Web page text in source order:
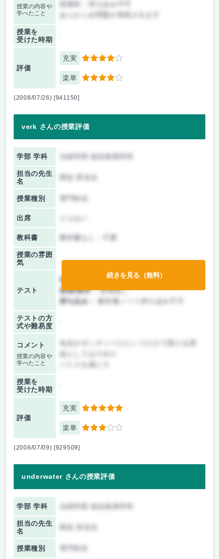
授業の内容や
学べたこと
あらかじめ問題が発表されます
授業を
受けた時期
評価
充実 4
楽単 4
(2008/07/26) [941150]
verk さんの授業評価
学部 学科 法経学部 総合政策学科
担当の先生
名
授業種別
出席
教科書 教科書なし・不要
授業の雰囲
気
テスト
前期/中間：
テストのみ
後期/期末：授業無し
持ち込み：
教科書ノート持ち込み不可
テストの方
式や難易度
コメント
授業の内容や
学べたこと
授業を
受けた時期
評価
充実 5
楽単 3
続きを見る（無料）
(2008/07/09) [929509]
underwater さんの授業評価
学部 学科 法経学部 総合政策学科
担当の先生
名
授業種別